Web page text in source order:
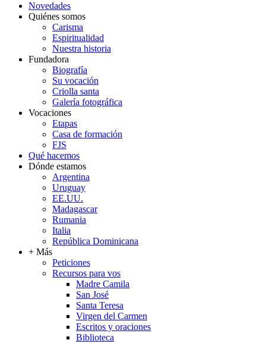
Novedades
Quiénes somos
Carisma
Espiritualidad
Nuestra historia
Fundadora
Biografía
Su vocación
Criolla santa
Galería fotográfica
Vocaciones
Etapas
Casa de formación
FJS
Qué hacemos
Dónde estamos
Argentina
Uruguay
EE.UU.
Madagascar
Rumania
Italia
República Dominicana
+ Más
Peticiones
Recursos para vos
Madre Camila
San José
Santa Teresa
Virgen del Carmen
Escritos y oraciones
Biblioteca